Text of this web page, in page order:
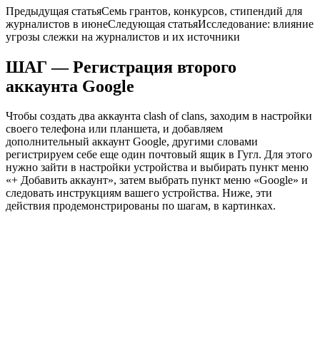
Предыдущая статьяСемь грантов, конкурсов, стипендий для
журналистов в июнеСледующая статьяИсследование: влияние
угрозы слежки на журналистов и их источники
ШАГ — Регистрация второго
аккаунта Google
Чтобы создать два аккаунта clash of clans, заходим в настройки
своего телефона или планшета, и добавляем
дополнительный аккаунт Google, другими словами
регистрируем себе еще один почтовый ящик в Гугл. Для этого
нужно зайти в настройки устройства и выбирать пункт меню
«+ Добавить аккаунт», затем выбрать пункт меню «Google» и
следовать инструкциям вашего устройства. Ниже, эти
действия продемонстрированы по шагам, в картинках.